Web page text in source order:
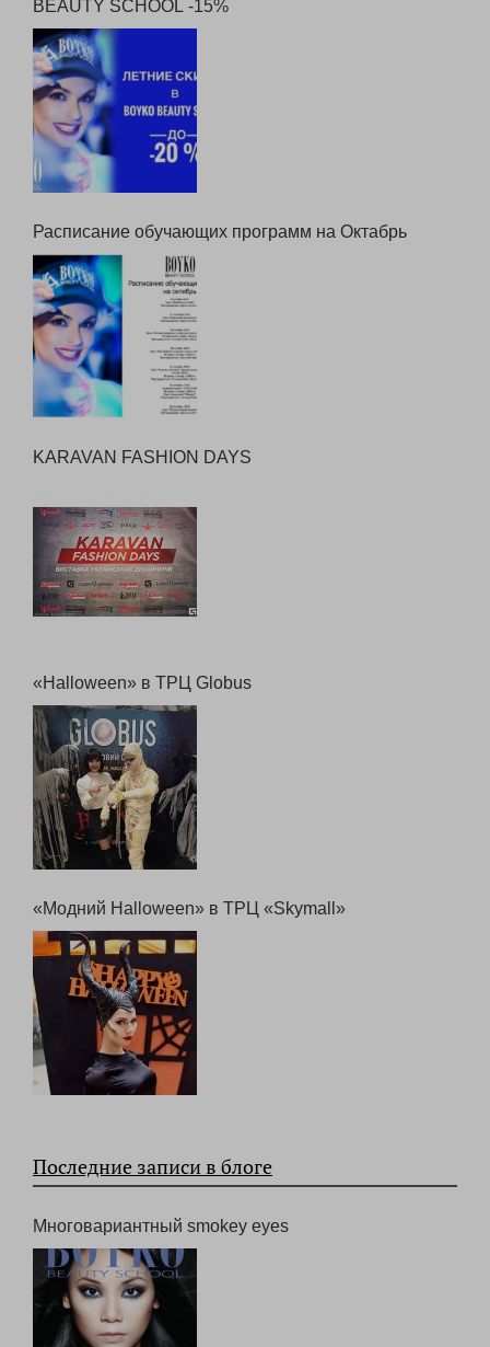
Сезон летних скидок на обучение в BOYKO
BEAUTY SCHOOL -15%
Расписание обучающих программ на Октабрь
KARAVAN FASHION DAYS
«Halloween» в ТРЦ Globus
«Модний Halloween» в ТРЦ «Skymall»
Последние записи в блоге
Многовариантный smokey eyes